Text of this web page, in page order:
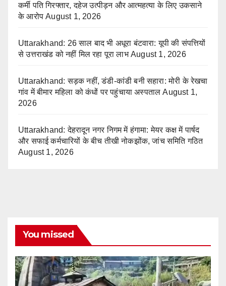
कर्मी पति गिरफ्तार, दहेज उत्पीड़न और आत्महत्या के लिए उकसाने
के आरोप August 1, 2026
Uttarakhand: 26 साल बाद भी अधूरा बंटवारा: यूपी की संपत्तियों
से उत्तराखंड को नहीं मिल रहा पूरा लाभ August 1, 2026
Uttarakhand: सड़क नहीं, डंडी-कांडी बनी सहारा: मोरी के रेखचा
गांव में बीमार महिला को कंधों पर पहुंचाया अस्पताल August 1,
2026
Uttarakhand: देहरादून नगर निगम में हंगामा: मेयर कक्ष में पार्षद
और सफाई कर्मचारियों के बीच तीखी नोकझोंक, जांच समिति गठित
August 1, 2026
You missed